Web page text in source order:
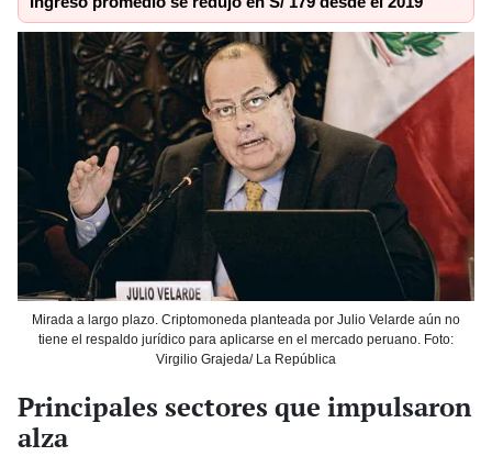
Mirada a largo plazo. Criptomoneda planteada por Julio Velarde aún no
tiene el respaldo jurídico para aplicarse en el mercado peruano. Foto:
Virgilio Grajeda/ La República
Principales sectores que impulsaron
alza